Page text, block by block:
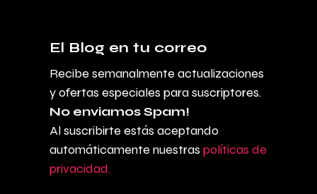
El Blog en tu correo
Recibe semanalmente actualizaciones
y ofertas especiales para suscriptores.
No enviamos Spam!
Al suscribirte estás aceptando
automáticamente nuestras políticas de
privacidad.